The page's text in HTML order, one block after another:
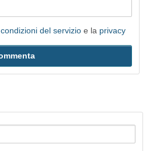
condizioni del servizio e la privacy